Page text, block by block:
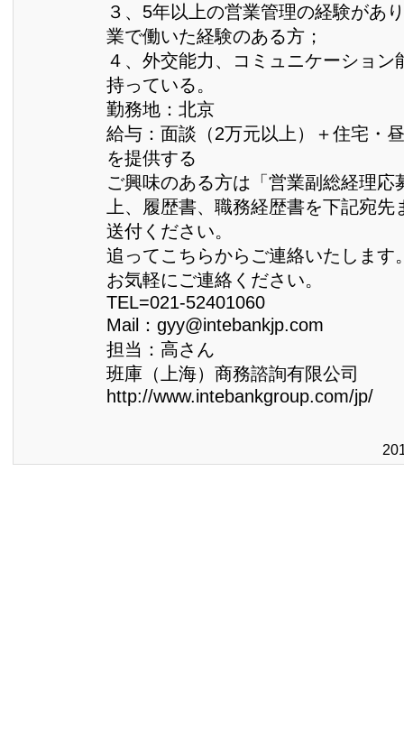
３、5年以上の営業管理の経験があ
業で働いた経験のある方；
４、外交能力、コミュニケーション
持っている。
勤務地：北京
給与：面談（2万元以上）＋住宅・
を提供する
ご興味のある方は「営業副総経理応
上、履歴書、職務経歴書を下記宛先
送付ください。
追ってこちらからご連絡いたします
お気軽にご連絡ください。
TEL=021-52401060
Mail：gyy@intebankjp.com
担当：高さん
班庫（上海）商務諮詢有限公司
http://www.intebankgroup.com/jp/